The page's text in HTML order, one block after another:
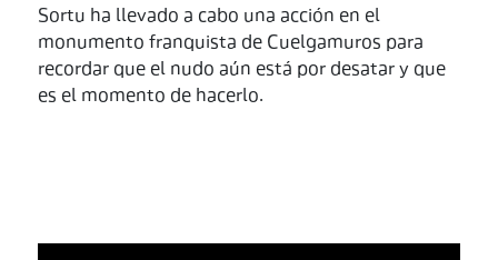
Sortu ha llevado a cabo una acción en el
monumento franquista de Cuelgamuros para
recordar que el nudo aún está por desatar y que
es el momento de hacerlo.